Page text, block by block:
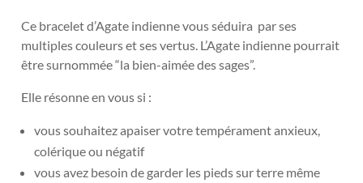
Ce bracelet d’Agate indienne vous séduira par ses
multiples couleurs et ses vertus. L’Agate indienne pourrait
être surnommée “la bien-aimée des sages”.
Elle résonne en vous si :
vous souhaitez apaiser votre tempérament anxieux,
colérique ou négatif
vous avez besoin de garder les pieds sur terre même